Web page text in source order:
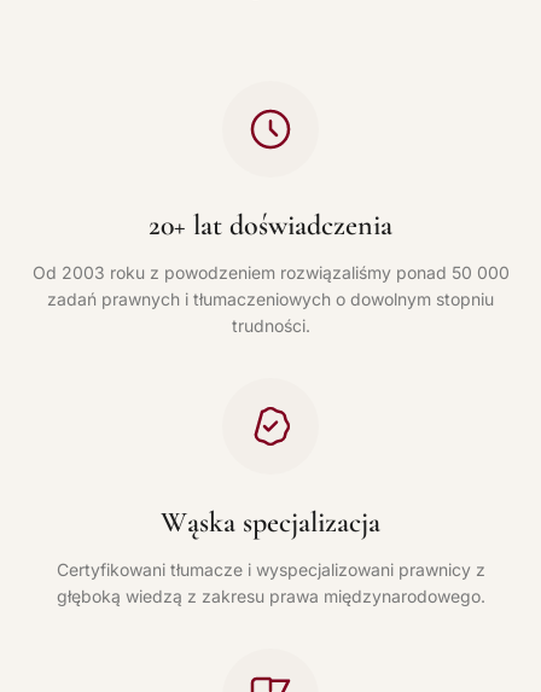
20+ lat doświadczenia
Od 2003 roku z powodzeniem rozwiązaliśmy ponad 50 000
zadań prawnych i tłumaczeniowych o dowolnym stopniu
trudności.
Wąska specjalizacja
Certyfikowani tłumacze i wyspecjalizowani prawnicy z
głęboką wiedzą z zakresu prawa międzynarodowego.